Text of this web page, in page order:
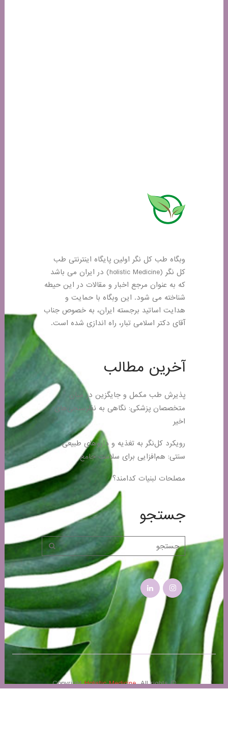
وبگاه طب کل نگر اولین پایگاه اینترنتی طب
کل نگر (holistic Medicine) در ایران می باشد
که به عنوان مرجع اخبار و مقالات در این حیطه
شناخته می شود. این وبگاه با حمایت و
هدایت اساتید برجسته ایران، به خصوص جناب
آقای دکتر اسلامی تبار، راه اندازی شده است.
آخرین مطالب
پذیرش طب مکمل و جایگزین در میان
متخصصان پزشکی: نگاهی به نظرسنجی‌های
اخیر
رویکرد کل‌نگر به تغذیه و داروهای طبیعی
سنتی: هم‌افزایی برای سلامت جامع
مصلحات لبنیات کدامند؟
جستجو
© Copyright
Holistic Medicine. All rights